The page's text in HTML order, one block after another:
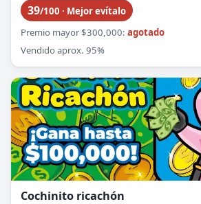
39/100 · Mejor evítalo
Premio mayor $300,000: agotado
Vendido aprox. 95%
Cochinito ricachón